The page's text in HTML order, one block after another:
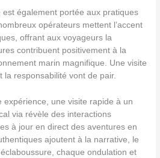
est également portée aux pratiques
opérateurs mettent l’accent
offrant aux voyageurs la
contribuent positivement à la
marin magnifique. Une visite
la responsabilité vont de pair.
expérience, une visite rapide à un
via révèle des interactions
à jour en direct des aventures en
ajoutent à la narrative, le
chaque ondulation et